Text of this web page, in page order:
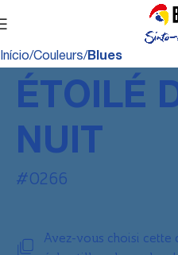
Início Couleurs Blues
ÉTOILÉ
NUIT
#0266
Avez-vous choisi cette